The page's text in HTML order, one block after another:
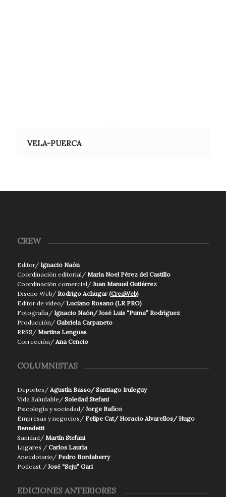
VELA-PUERCA
CREW
Editor/ Ignacio Naón
Coordinación editorial/ María Noel Pérez del Castillo
Coordinación comercial/Juan Manuel Gutiérrez
Diseño Web/ Rodrigo Achugar (CreaWeb)
Editor de video/Luciano Rosano (LR PRO)
Fotografía/ Ignacio Naón/ José Luis “Puma” Rodríguez
Producción/ Gabriela Carpaneto
RRSS/ Martina Lenguas
Corrección/ Ana Cencio
COLUMNISTAS
Deportes/ Agustín Basso/ Santiago Iruleguy
Vida Saludable/ Soledad Stefani
Psicología y sociedad/Jorge Bafico
Empresas y negocios/ Felipe Cat/ Horacio Alvarellos/ Hugo
Benedetti
Sanidad/ Martín Stefani
Lugares / Carlos Lauría
Anecdotario/ Pedro Bordaberry
Podcast /José “Seju” Gari
EDICIONES ANTERIORES